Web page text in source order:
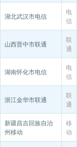
湖北武汉市电信
电
信
山西晋中市联通
联
通
湖南怀化市电信
电
信
浙江金华市联通
联
通
新疆昌吉回族自治
州移动
移
动